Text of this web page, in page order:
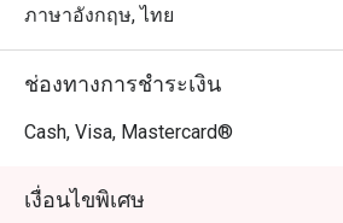
ภาษาอังกฤษ, ไทย
ช่องทางการชำระเงิน
Cash, Visa, Mastercard®
เงื่อนไขพิเศษ